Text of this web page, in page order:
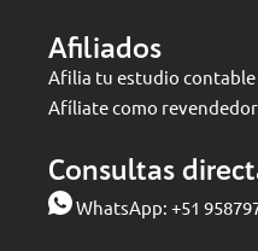
Afiliados
Afilia tu estudio contable
Afíliate como revendedor
Consultas
WhatsApp: +51